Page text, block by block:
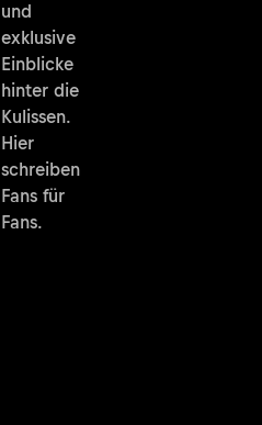
und
exklusive
Einblicke
hinter die
Kulissen.
Hier
schreiben
Fans für
Fans.